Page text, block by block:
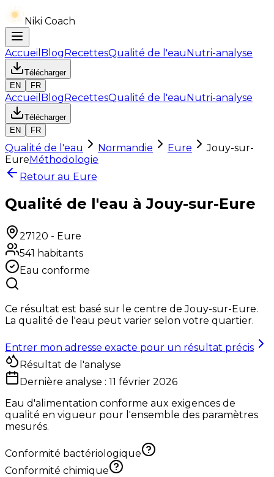
Niki Coach
Accueil BlogRecettesQualité de l'eauNutri-analyse
Télécharger
EN
FR
Accueil BlogRecettesQualité de l'eauNutri-analyse
Télécharger
EN
FR
Qualité de l'eau Normandie Eure
Jouy-sur-
EureMéthodologie
Retour au Eure
Qualité de l'eau à Jouy-sur-Eure
27120 - Eure
541 habitants
Eau conforme
Ce résultat est basé sur le centre deJouy-sur-Eure.
La qualité de l'eau peut varier selon votre quartier.
Entrer mon adresse exacte pour un résultat précis
Résultat de l'analyse
Dernière analyse : 11 février 2026
Eau d'alimentation conforme aux exigences de
qualité en vigueur pour l'ensemble des paramètres
mesurés.
Conformité bactériologique
Conformité chimique